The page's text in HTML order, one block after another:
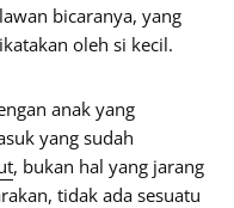
bicaranya, yang
oleh si kecil.
anak yang
yang sudah
, bukan hal yang jarang
tidak ada sesuatu